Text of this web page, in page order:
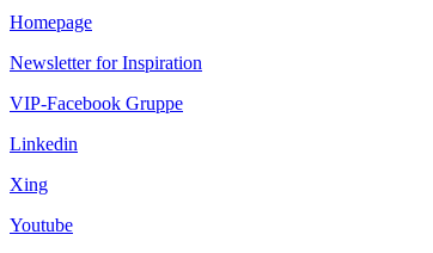
Homepage
Newsletter for Inspiration
VIP-Facebook Gruppe
Linkedin
Xing
Youtube